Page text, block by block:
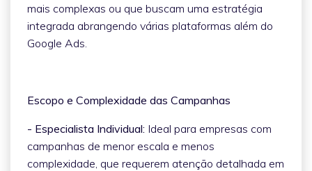
mais complexas ou que buscam uma estratégia
integrada abrangendo várias plataformas além do
Google Ads.
Escopo e Complexidade das Campanhas
- Especialista Individual: Ideal para empresas com
campanhas de menor escala e menos
complexidade, que requerem atenção detalhada em